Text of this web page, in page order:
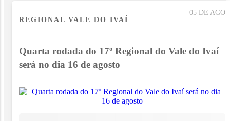
05 DE AGO
REGIONAL VALE DO IVAÍ
Quarta rodada do 17º Regional do Vale do Ivaí
será no dia 16 de agosto